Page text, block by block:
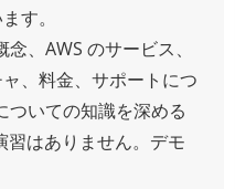
す。
、AWS のサービス、
、料金、サポートにつ
ついての知識を深める
習はありません。デモ